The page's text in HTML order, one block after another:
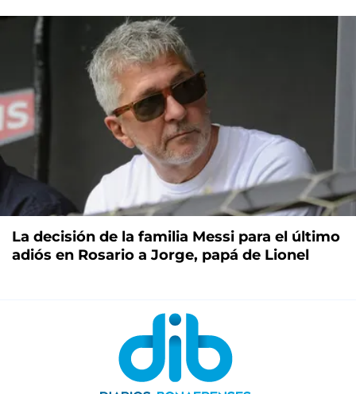
La decisión de la familia Messi para el último
adiós en Rosario a Jorge, papá de Lionel